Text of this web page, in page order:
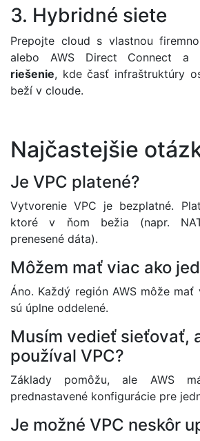
3. Hybridné siete
Prepojte cloud s vlastnou
alebo AWS Direct Connect a
riešenie, kde časť infraštruktúry
beží v cloude.
Najčastejšie
Je VPC platené?
Vytvorenie VPC je bezplatné.
ktoré v ňom bežia (napr.
prenesené dáta).
Môžem mať viac ako
Áno. Každý región AWS môže mať
sú úplne oddelené.
Musím vedieť sieťovať,
používal VPC?
Základy pomôžu, ale AWS
prednastavené konfigurácie pre
Je možné VPC neskôr